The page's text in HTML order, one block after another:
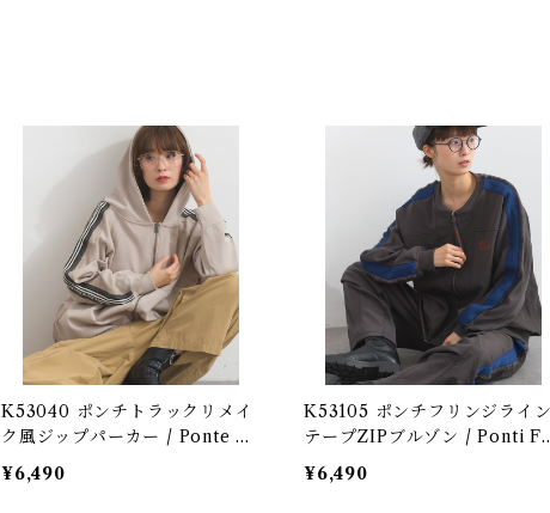
K53040 ポンチトラックリメイ
ク風ジップパーカー / Ponte Tr
ack-Style Remake Zip Hoodi
e (残りわずか)
¥6,490
K53105 ポンチフリンジライ
テープZIPブルゾン / Ponti
nge Line Tape Zip Blouson
¥6,490